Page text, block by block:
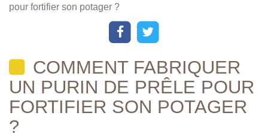
pour fortifier son potager ?
COMMENT FABRIQUER
UN PURIN DE PRÊLE POUR
FORTIFIER SON POTAGER
?